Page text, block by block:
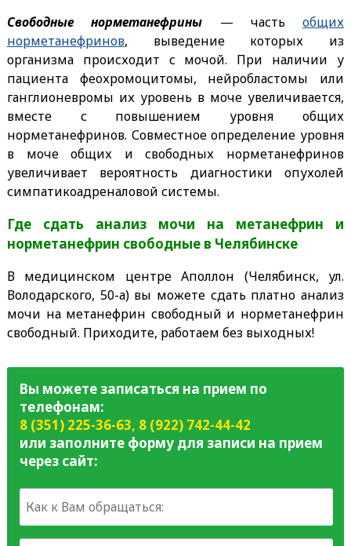
Свободные норметанефрины — частьобщих
норметанефринов, выведение которых из
организма происходит с мочой. При наличии у
пациента феохромоцитомы, нейробластомы или
ганглионевромы их уровень в моче увеличивается,
вместе с повышением уровня общих
норметанефринов. Совместное определение уровня
в моче общих и свободных норметанефринов
увеличивает вероятность диагностики опухолей
симпатикоадреналовой системы.
Где сдать анализ мочи на метанефрин и
норметанефрин свободные в Челябинске
В медицинском центре Аполлон (Челябинск, ул.
Володарского, 50-а) вы можете сдать платно анализ
мочи на метанефрин свободный и норметанефрин
свободный. Приходите, работаем без выходных!
Вы можете записаться на прием по
телефонам:
8 (351) 225-36-63, 8 (922) 742-44-42
или заполните форму для записи на прием
через сайт: